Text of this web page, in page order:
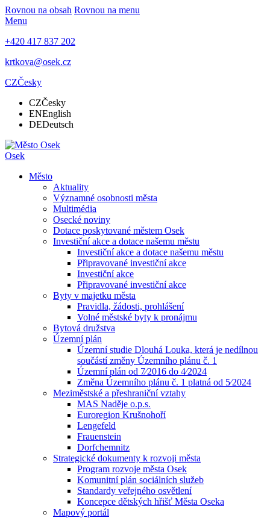
Rovnou na obsah Rovnou na menu
Menu
+420 417 837 202
krtkova@osek.cz
CZČesky
CZČesky
ENEnglish
DEDeutsch
Osek
Město
Aktuality
Významné osobnosti města
Multimédia
Osecké noviny
Dotace poskytované městem Osek
Investiční akce a dotace našemu městu
Investiční akce a dotace našemu městu
Připravované investiční akce
Investiční akce
Připravované investiční akce
Byty v majetku města
Pravidla, žádosti, prohlášení
Volné městské byty k pronájmu
Bytová družstva
Územní plán
Územní studie Dlouhá Louka, která je nedílnou
součástí změny Územního plánu č. 1
Územní plán od 7⁄2016 do 4⁄2024
Změna Územního plánu č. 1 platná od 5⁄2024
Meziměstské a přeshraniční vztahy
MAS Naděje o.p.s.
Euroregion Krušnohoří
Lengefeld
Frauenstein
Dorfchemnitz
Strategické dokumenty k rozvoji města
Program rozvoje města Osek
Komunitní plán sociálních služeb
Standardy veřejného osvětlení
Koncepce dětských hřišť Města Oseka
Mapový portál